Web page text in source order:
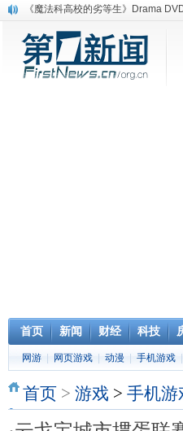
《魔法科高校的劣等生》Drama
消息称刘强东要求京东商城明年扭亏
保健品也能吃出一身病? 康宝莱员工
煤价"跳水"电企利润"蹦高" 电煤联动
首页 新闻 财经 科技
网游 网页游戏 动漫 手机游戏
首页 > 游戏 > 手机游